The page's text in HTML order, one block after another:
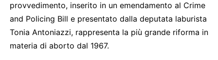
provvedimento, inserito in un emendamento al Crime
and Policing Bill e presentato dalla deputata laburista
Tonia Antoniazzi, rappresenta la più grande riforma in
materia di aborto dal 1967.